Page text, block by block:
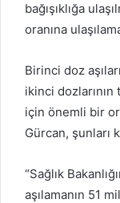
bağışıklığa
oranına
Birinci doz
ikinci dozlarının
için önemli bir
Gürcan, şunları
“Sağlık
aşılamanın 51